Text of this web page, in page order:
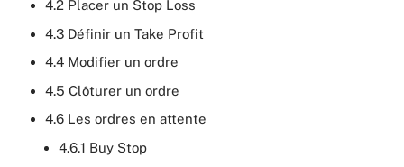
4.2 Placer un Stop Loss
4.3 Définir un Take Profit
4.4 Modifier un ordre
4.5 Clôturer un ordre
4.6 Les ordres en attente
4.6.1 Buy Stop